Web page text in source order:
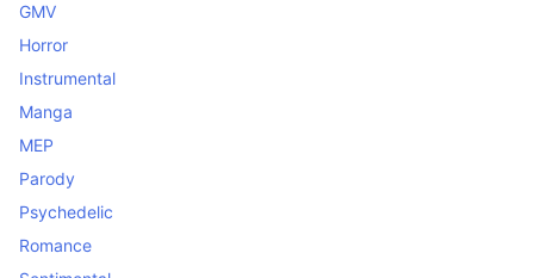
GMV
Horror
Instrumental
Manga
MEP
Parody
Psychedelic
Romance